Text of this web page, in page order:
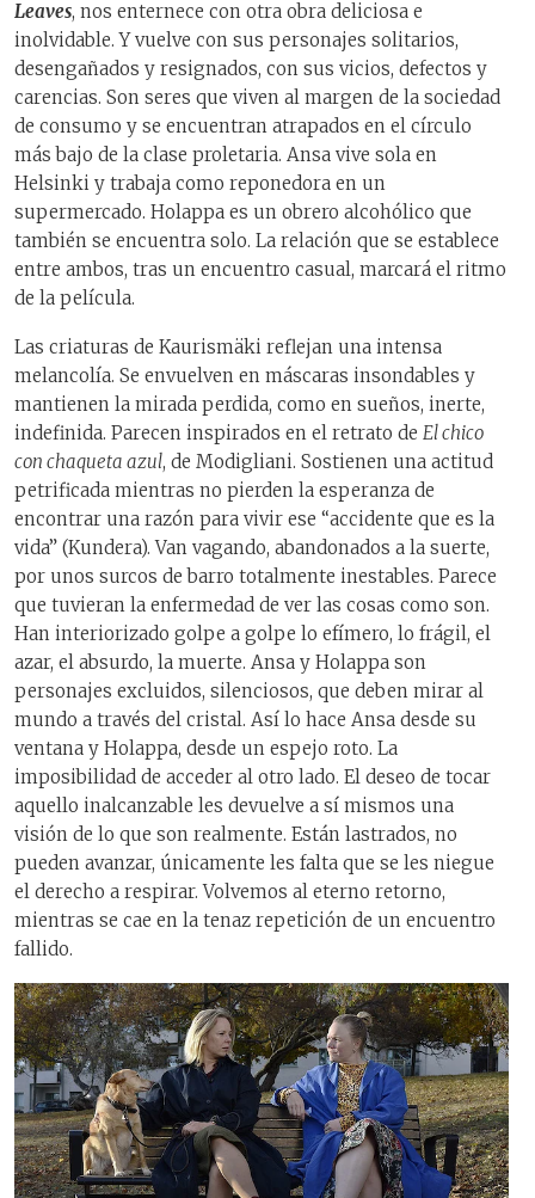
Leaves, nos enternece con otra obra deliciosa e
inolvidable. Y vuelve con sus personajes solitarios,
desengañados y resignados, con sus vicios, defectos y
carencias. Son seres que viven al margen de la sociedad
de consumo y se encuentran atrapados en el círculo
más bajo de la clase proletaria. Ansa vive sola en
Helsinki y trabaja como reponedora en un
supermercado. Holappa es un obrero alcohólico que
también se encuentra solo. La relación que se establece
entre ambos, tras un encuentro casual, marcará el ritmo
de la película.
Las criaturas de Kaurismäki reflejan una intensa
melancolía. Se envuelven en máscaras insondables y
mantienen la mirada perdida, como en sueños, inerte,
indefinida. Parecen inspirados en el retrato de El chico
con chaqueta azul, de Modigliani. Sostienen una actitud
petrificada mientras no pierden la esperanza de
encontrar una razón para vivir ese “accidente que es la
vida” (Kundera). Van vagando, abandonados a la suerte,
por unos surcos de barro totalmente inestables. Parece
que tuvieran la enfermedad de ver las cosas como son.
Han interiorizado golpe a golpe lo efímero, lo frágil, el
azar, el absurdo, la muerte. Ansa y Holappa son
personajes excluidos, silenciosos, que deben mirar al
mundo a través del cristal. Así lo hace Ansa desde su
ventana y Holappa, desde un espejo roto. La
imposibilidad de acceder al otro lado. El deseo de tocar
aquello inalcanzable les devuelve a sí mismos una
visión de lo que son realmente. Están lastrados, no
pueden avanzar, únicamente les falta que se les niegue
el derecho a respirar. Volvemos al eterno retorno,
mientras se cae en la tenaz repetición de un encuentro
fallido.